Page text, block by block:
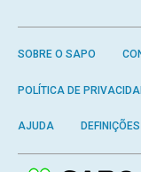
SOBRE O SAPO
POLÍTICA DE
AJUDA